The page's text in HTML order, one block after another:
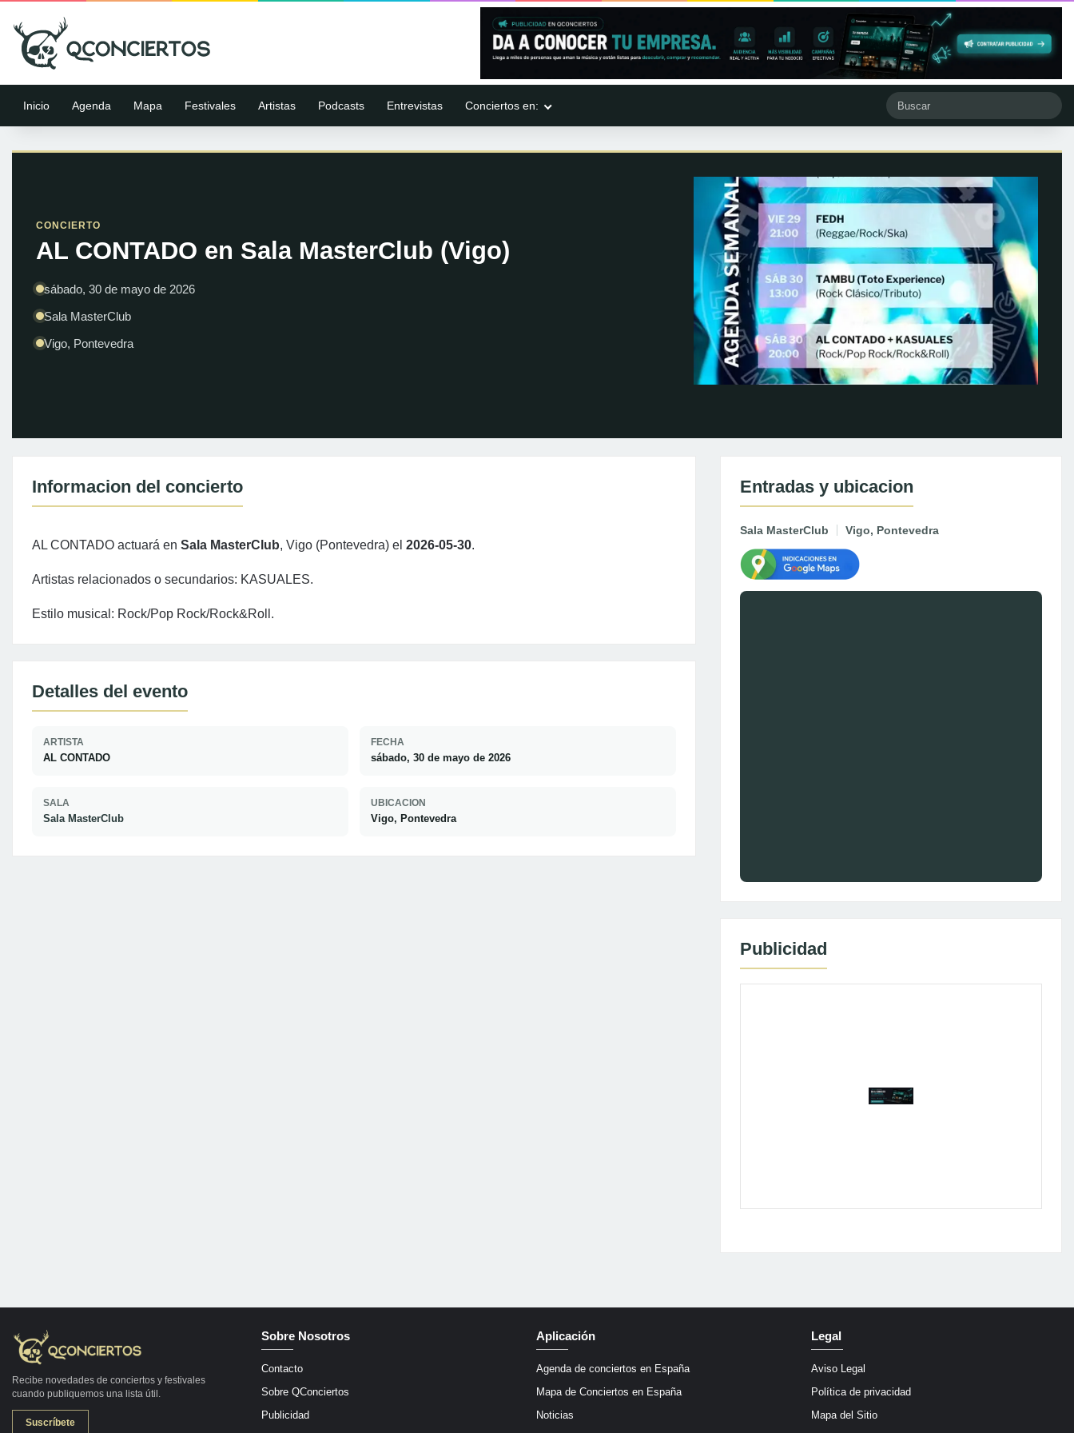
Inicio Agenda Mapa Festivales Artistas Podcasts Entrevistas Conciertos en:
CONCIERTO
AL CONTADO en Sala MasterClub (Vigo)
sábado, 30 de mayo de 2026
Sala MasterClub
Vigo, Pontevedra
Informacion del concierto
AL CONTADO actuará en Sala MasterClub, Vigo (Pontevedra) el 2026-05-30.
Artistas relacionados o secundarios: KASUALES.
Estilo musical: Rock/Pop Rock/Rock&Roll.
Detalles del evento
ARTISTA
AL CONTADO
FECHA
sábado, 30 de mayo de 2026
SALA
Sala MasterClub
UBICACION
Vigo, Pontevedra
Entradas y ubicacion
Sala MasterClub Vigo, Pontevedra
Publicidad
Publicidad
Recibe novedades de conciertos y festivales
cuando publiquemos una lista útil.
Suscríbete
Sobre Nosotros
Contacto
Sobre QConciertos
Publicidad
Aplicación
Agenda de conciertos en España
Mapa de Conciertos en España
Noticias
Legal
Aviso Legal
Política de privacidad
Mapa del Sitio